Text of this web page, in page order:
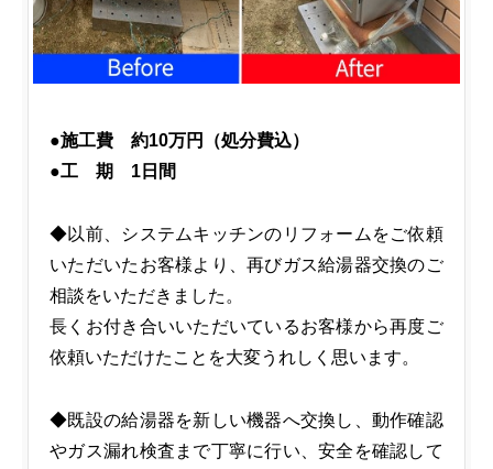
●施工費 約10万円（処分費込）
●工 期 1日間
◆以前、システムキッチンのリフォームをご依頼
いただいたお客様より、再びガス給湯器交換のご
相談をいただきました。
長くお付き合いいただいているお客様から再度ご
依頼いただけたことを大変うれしく思います。
◆既設の給湯器を新しい機器へ交換し、動作確認
やガス漏れ検査まで丁寧に行い、安全を確認して